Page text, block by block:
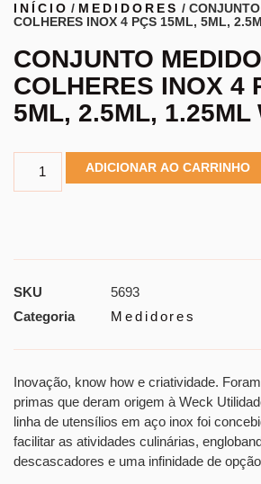
INÍCIO / MEDIDORES /
COLHERES INOX 4 PÇS 15ML, 5ML,
CONJUNTO
COLHERES INOX 4
5ML, 2.5ML, 1.25ML
ADICIONAR AO CARRINHO
SKU
5693
Categoria
Medidores
Inovação, know how e criatividade.
primas que deram origem à Weck
linha de utensílios em aço inox foi
facilitar as atividades culinárias,
descascadores e uma infinidade de